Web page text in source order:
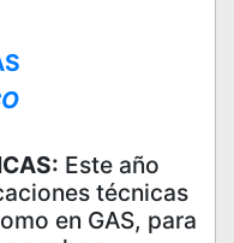
Este año
técnicas
en GAS, para